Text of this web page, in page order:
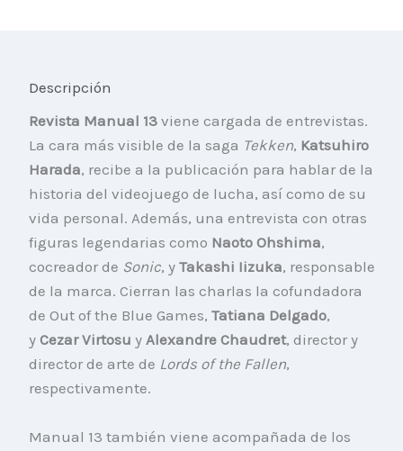
Descripción
Revista Manual 13 viene cargada de entrevistas.
La cara más visible de la saga Tekken, Katsuhiro
Harada, recibe a la publicación para hablar de la
historia del videojuego de lucha, así como de su
vida personal. Además, una entrevista con otras
figuras legendarias como Naoto Ohshima,
cocreador de Sonic, y Takashi Iizuka, responsable
de la marca. Cierran las charlas la cofundadora
de Out of the Blue Games, Tatiana Delgado,
y Cezar Virtosu y Alexandre Chaudret, director y
director de arte de Lords of the Fallen,
respectivamente.
Manual 13 también viene acompañada de los